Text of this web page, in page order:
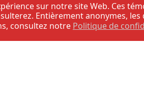
Danger d’incendie
sur notre site Web. Ces
Entièrement anonymes,
consultez notre Politique de